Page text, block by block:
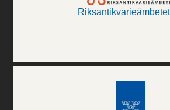
Riksantikvarieämbetet